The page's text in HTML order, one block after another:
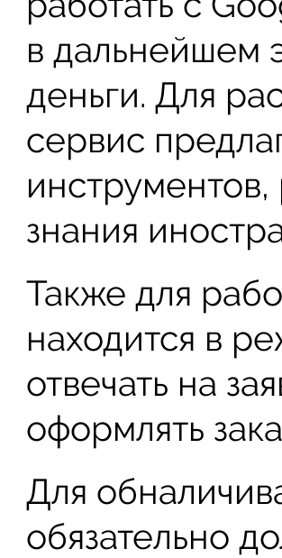
в дальнейшем
деньги. Для
сервис
инструментов,
знания
Также для
находится в
отвечать на
оформлять
Для
обязательно